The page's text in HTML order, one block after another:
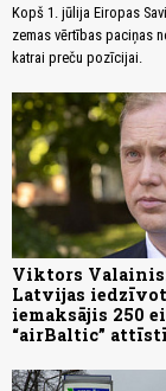
Kopš 1. jūlija Eiropas
zemas vērtības paciņas
katrai preču pozīcijai.
Viktors
Latvijas
iemaksājis 250
“airBaltic”